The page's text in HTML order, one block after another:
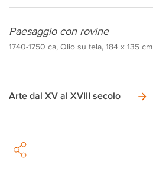
Paesaggio con rovine
1740-1750 ca, Olio su tela, 184 x 135 cm
Arte dal XV al XVIII secolo